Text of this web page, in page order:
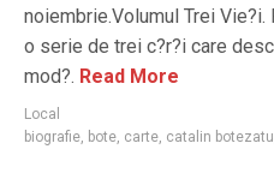
noiembrie.Volumul Trei
o serie de trei c?r?i care
mod?. Read More
Local
biografie, bote, carte, catalin botezatu